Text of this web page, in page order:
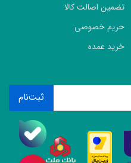
تضمین اصالت کالا
حریم خصوصی
خرید عمده
ثبت‌نام